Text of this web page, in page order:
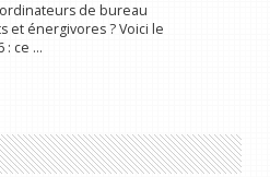
de bureau
et énergivores ? Voici le
: ce ...